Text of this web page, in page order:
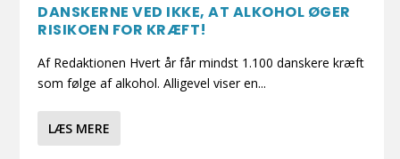
DANSKERNE VED IKKE, AT ALKOHOL ØGER
RISIKOEN FOR KRÆFT!
Af Redaktionen Hvert år får mindst 1.100 danskere kræft
som følge af alkohol. Alligevel viser en...
LÆS MERE